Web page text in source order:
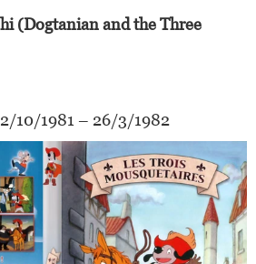
(Dogtanian and the Three
10/1981 – 26/3/1982